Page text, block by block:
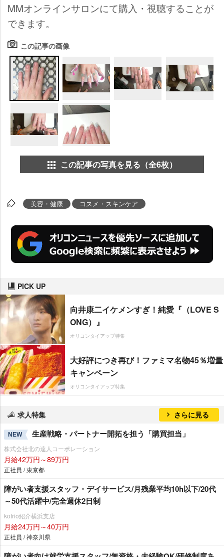
MMオンラインサロンにて購入・視聴することが
できます。
この記事の画像
この記事の写真を見る（全6枚）
美容・健康 コスメ・スキンケア
PICK UP
向井康二イケメンすぎ！純愛『（LOVE S
ONG）』
オリコンタイアップ特集
大好評につき再び！ファミマ名物45％増量
キャンペーン
オリコンタイアップ特集
求人特集 さらに見る
NEW 生産戦略・パートナー開拓を担う「購買担当」
株式会社北の達人コーポレーション
月給42万円～89万円
正社員 / 東京都
障がい者支援スタッフ・デイサービス/月残業平均10h以下/20代
～50代活躍中/完全週休2日制
kotrio紹介横浜支店
月給24万円～40万円
正社員 / 神奈川県